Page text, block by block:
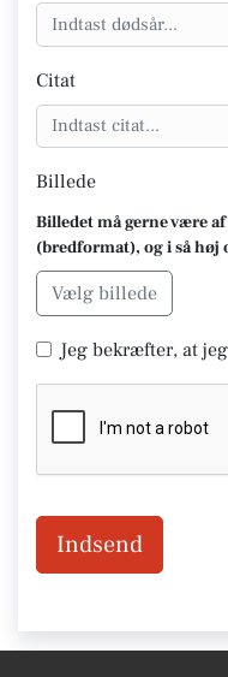
Citat
Billede
Billedet må gerne være
(bredformat), og i så
Vælg billede
Jeg bekræfter, at
Indsend